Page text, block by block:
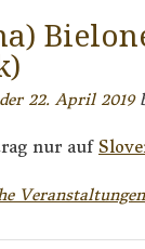
22. April 2019
nur auf
Veranstaltungen